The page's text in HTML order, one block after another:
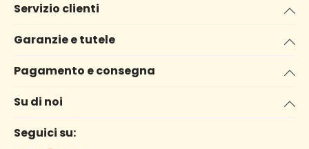
Servizio clienti
Garanzie e tutele
Pagamento e consegna
Su di noi
Seguici su: